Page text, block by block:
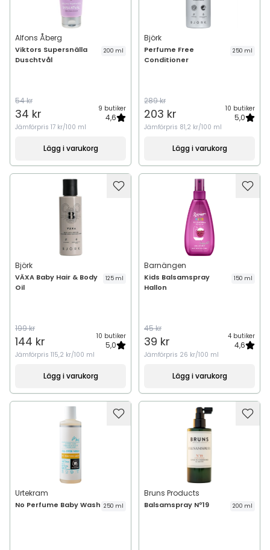
Alfons Åberg
Viktors Supersnälla
Duschtvål
200 ml
54 kr
34 kr 9 butiker
4,6
Jämförpris 17 kr/100 ml
Lägg i varukorg
Björk
Perfume Free
Conditioner
250 ml
289 kr
203 kr 10 butiker
5,0
Jämförpris 81,2 kr/100 ml
Lägg i varukorg
Björk
VÄXA Baby Hair & Body
Oil
125 ml
199 kr
144 kr 10 butiker
5,0
Jämförpris 115,2 kr/100 ml
Lägg i varukorg
Barnängen
Kids Balsamspray
Hallon
150 ml
45 kr
39 kr 4 butiker
4,6
Jämförpris 26 kr/100 ml
Lägg i varukorg
Urtekram
No Perfume Baby Wash 250 ml
Bruns Products
Balsamspray Nº19 200 ml